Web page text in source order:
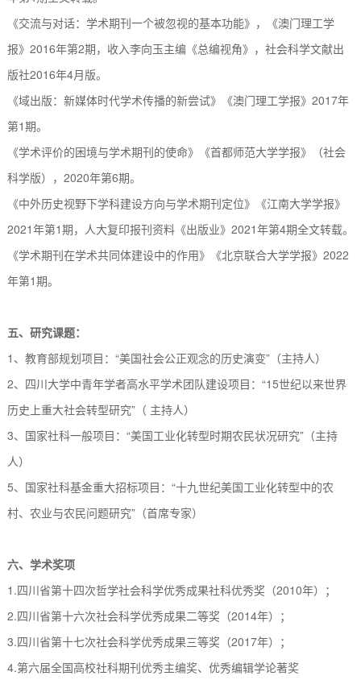
《交流与对话：学术期刊一个被忽视的基本功能》，《澳门理工学
报》 2016年第2期，收入李向玉主编《总编视角》，社会科学文献出
版社2016年4月版。
《域出版：新媒体时代学术传播的新尝试》《澳门理工学报》 2017年
第1期。
《学术评价的困境与学术期刊的使命》《首都师范大学学报》（社会
科学版）， 2020年第6期。
《中外历史视野下学科建设方向与学术期刊定位》《江南大学学报》
2021年第1期，人大复印报刊资料《出版业》 2021年第4期全文转载。
《学术期刊在学术共同体建设中的作用》《北京联合大学学报》 2022
年第1期。
五、 研究课题：
1 、 教育部规划项目： “美国社会公正观念的历史演变”（主持人）
2、 四川大学中青年学者高水平学术团队建设项目： “15世纪以来世界
历史上重大社会转型研究”（ 主持人）
3、国家社科一般项目： “美国工业化转型时期农民状况研究”（主持
人）
5、国家社科基金重大招标项目：“十九世纪美国工业化转型中的农
村、农业与农民问题研究”（首席专家）
六、学术奖项
1.四川省第十四次哲学社会科学优秀成果社科优秀奖（2010年）；
2.四川省第十六次社会科学优秀成果二等奖（2014年）；
3.四川省第十七次社会科学优秀成果三等奖（2017年）；
4.第六届全国高校社科期刊优秀主编奖、优秀编辑学论著奖